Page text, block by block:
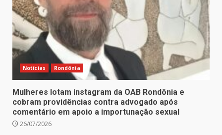
Notícias Rondônia
Mulheres lotam instagram da OAB Rondônia e
cobram providências contra advogado após
comentário em apoio a importunação sexual
26/07/2026